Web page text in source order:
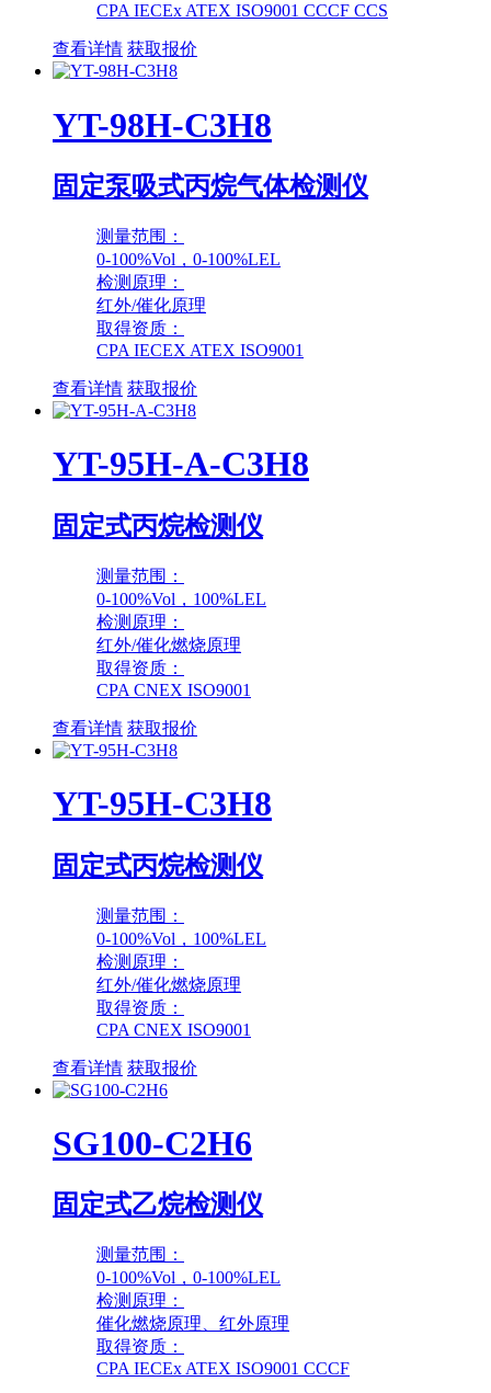
CPA IECEx ATEX ISO9001 CCCF CCS
查看详情 获取报价
YT-98H-C3H8
固定泵吸式丙烷气体检测仪
测量范围：
0-100%Vol，0-100%LEL
检测原理：
红外/催化原理
取得资质：
CPA IECEX ATEX ISO9001
查看详情 获取报价
YT-95H-A-C3H8
固定式丙烷检测仪
测量范围：
0-100%Vol，100%LEL
检测原理：
红外/催化燃烧原理
取得资质：
CPA CNEX ISO9001
查看详情 获取报价
YT-95H-C3H8
固定式丙烷检测仪
测量范围：
0-100%Vol，100%LEL
检测原理：
红外/催化燃烧原理
取得资质：
CPA CNEX ISO9001
查看详情 获取报价
SG100-C2H6
固定式乙烷检测仪
测量范围：
0-100%Vol，0-100%LEL
检测原理：
催化燃烧原理、红外原理
取得资质：
CPA IECEx ATEX ISO9001 CCCF